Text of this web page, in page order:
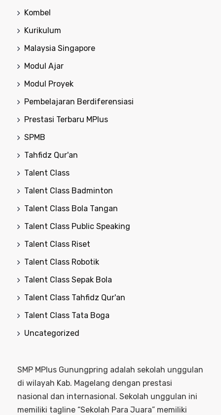
Kombel
Kurikulum
Malaysia Singapore
Modul Ajar
Modul Proyek
Pembelajaran Berdiferensiasi
Prestasi Terbaru MPlus
SPMB
Tahfidz Qur'an
Talent Class
Talent Class Badminton
Talent Class Bola Tangan
Talent Class Public Speaking
Talent Class Riset
Talent Class Robotik
Talent Class Sepak Bola
Talent Class Tahfidz Qur'an
Talent Class Tata Boga
Uncategorized
SMP MPlus Gunungpring adalah sekolah unggulan
di wilayah Kab. Magelang dengan prestasi
nasional dan internasional. Sekolah unggulan ini
memiliki tagline “Sekolah Para Juara” memiliki